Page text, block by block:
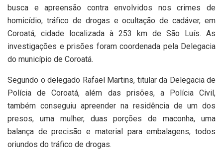
busca e apreensão contra envolvidos nos crimes de
homicídio, tráfico de drogas e ocultação de cadáver, em
Coroatá, cidade localizada à 253 km de São Luís. As
investigações e prisões foram coordenada pela Delegacia
do município de Coroatá.
Segundo o delegado Rafael Martins, titular da Delegacia de
Polícia de Coroatá, além das prisões, a Polícia Civil,
também conseguiu apreender na residência de um dos
presos, uma mulher, duas porções de maconha, uma
balança de precisão e material para embalagens, todos
oriundos do tráfico de drogas.